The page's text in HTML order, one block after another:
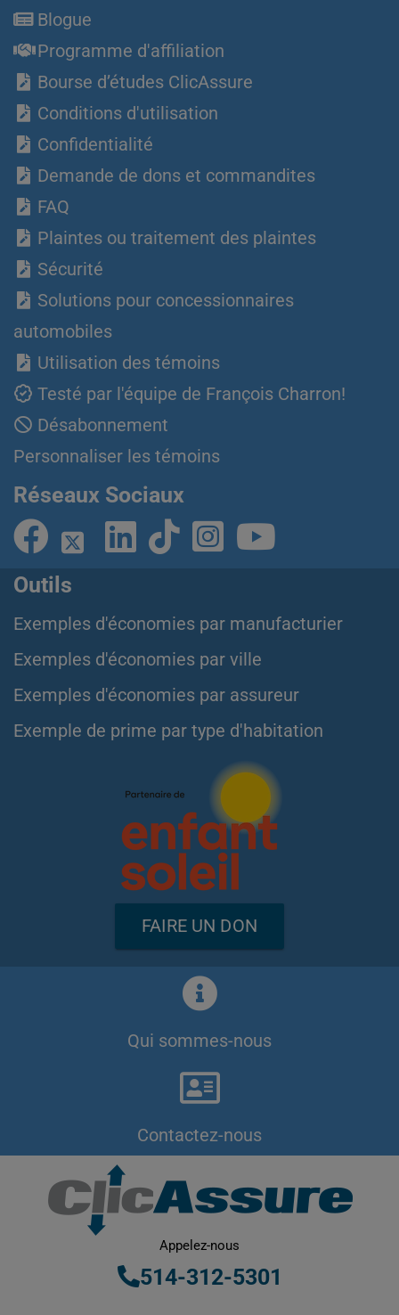
Blogue
Programme d'affiliation
Bourse d’études ClicAssure
Conditions d'utilisation
Confidentialité
Demande de dons et commandites
FAQ
Plaintes ou traitement des plaintes
Sécurité
Solutions pour concessionnaires
automobiles
Utilisation des témoins
Testé par l'équipe de François Charron!
Désabonnement
Personnaliser les témoins
Réseaux Sociaux
Outils
Exemples d'économies par manufacturier
Exemples d'économies par ville
Exemples d'économies par assureur
Exemple de prime par type d'habitation
FAIRE UN DON
Qui sommes-nous
Contactez-nous
Appelez-nous
514-312-5301